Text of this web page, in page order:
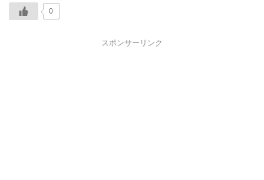
0
スポンサーリンク